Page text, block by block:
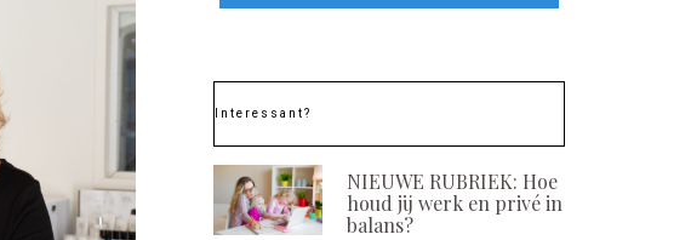
Interessant?
NIEUWE RUBRIEK: Hoe
houd jij werk en privé in
balans?